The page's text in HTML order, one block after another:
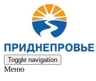
Toggle navigation
Меню